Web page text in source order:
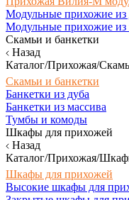
Модульные прихожие из
Модульные прихожие из
Скамьи и банкетки
Назад
Каталог/Прихожая/
Скамьи и банкетки
Банкетки из дуба
Банкетки из массива
Тумбы и комоды
Шкафы для прихожей
Назад
Каталог/Прихожая/
Шкафы для прихожей
Высокие шкафы для